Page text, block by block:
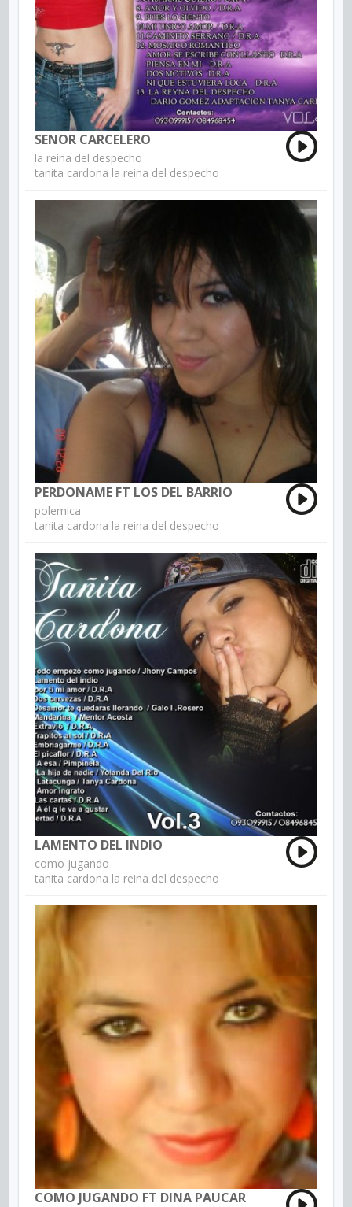
SENOR CARCELERO
la reina del despecho
tanita cardona la reina del despecho
PERDONAME FT LOS DEL BARRIO
polemica
tanita cardona la reina del despecho
LAMENTO DEL INDIO
como jugando
tanita cardona la reina del despecho
COMO JUGANDO FT DINA PAUCAR